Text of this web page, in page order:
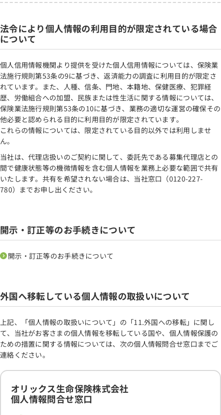
法令により個人情報の利用目的が限定されている場合
について
個人信用情報機関より提供を受けた個人信用情報については、保険業
法施行規則第53条の9に基づき、返済能力の調査に利用目的が限定さ
れています。また、人種、信条、門地、本籍地、保健医療、犯罪経
歴、労働組合への加盟、民族または性生活に関する情報については、
保険業法施行規則第53条の10に基づき、業務の適切な運営の確保その
他必要と認められる目的に利用目的が限定されています。
これらの情報については、限定されている目的以外では利用しませ
ん。
当社は、代理店扱いのご契約に関して、委託先である募集代理店との
間で健康状態等の機微情報を含む個人情報を業務上必要な範囲で共有
いたします。共有を希望されない場合は、当社窓口（0120-227-
780）までお申し出ください。
開示・訂正等のお手続きについて
開示・訂正等のお手続きについて
外国へ移転している個人情報の取扱いについて
上記、「個人情報の取扱いについて」の「11.外国への移転」に関し
て、当社がお客さまの個人情報を移転している国や、個人情報保護の
ための措置に関する情報については、次の個人情報問合せ窓口までご
連絡ください。
オリックス生命保険株式会社
個人情報問合せ窓口